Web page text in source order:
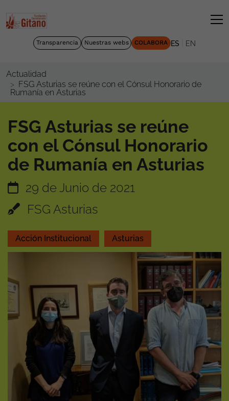
Transparencia Nuestras webs COLABORA ES EN
Actualidad
FSG Asturias se reúne con el Cónsul Honorario de
Rumanía en Asturias
FSG Asturias se reúne
con el Cónsul Honorario
de Rumanía en Asturias
29 de Junio de 2021
FSG Asturias
Acción Institucional Asturias